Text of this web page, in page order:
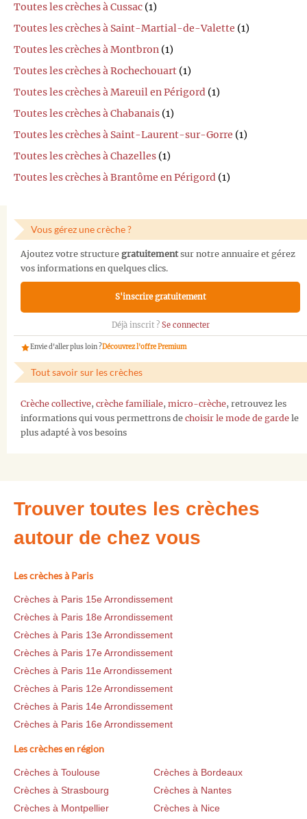
Toutes les crèches à Cussac (1)
Toutes les crèches à Saint-Martial-de-Valette (1)
Toutes les crèches à Montbron (1)
Toutes les crèches à Rochechouart (1)
Toutes les crèches à Mareuil en Périgord (1)
Toutes les crèches à Chabanais (1)
Toutes les crèches à Saint-Laurent-sur-Gorre (1)
Toutes les crèches à Chazelles (1)
Toutes les crèches à Brantôme en Périgord (1)
Vous gérez une crèche ?
Ajoutez votre structure gratuitementsur notre annuaire et gérez
vos informations en quelques clics.
S'inscrire gratuitement
Déjà inscrit ? Se connecter
Envie d'aller plus loin ?Découvrez l'offre Premium
Tout savoir sur les crèches
Crèche collective, crèche familiale, micro-crèche, retrouvez les
informations qui vous permettrons de choisir le mode de garde le
plus adapté à vos besoins
Trouver toutes les crèches
autour de chez vous
Les crèches à Paris
Crèches à Paris 15e Arrondissement
Crèches à Paris 18e Arrondissement
Crèches à Paris 13e Arrondissement
Crèches à Paris 17e Arrondissement
Crèches à Paris 11e Arrondissement
Crèches à Paris 12e Arrondissement
Crèches à Paris 14e Arrondissement
Crèches à Paris 16e Arrondissement
Les crèches en région
Crèches à Toulouse
Crèches à Bordeaux
Crèches à Strasbourg
Crèches à Nantes
Crèches à Montpellier
Crèches à Nice